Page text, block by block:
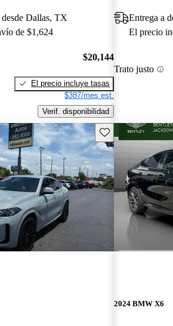
Dallas, TX
de $1,624
$20,144
El precio incluye tasas
$387/mes est.
Verif. disponibilidad
Entrega a
El precio
Trato justo
Guarda este Aviso
2024 BMW X6